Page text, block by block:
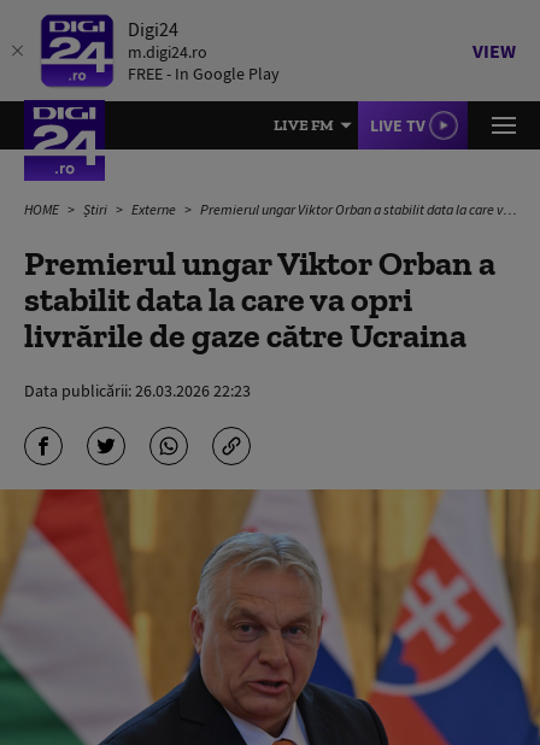
Digi24
m.digi24.ro
FREE - In Google Play
VIEW
LIVE FM LIVE TV
HOME Știri Externe Premierul ungar Viktor Orban a stabilit data la care va opri livrările de gaze către Ucraina
Premierul ungar Viktor Orban a
stabilit data la care va opri
livrările de gaze către Ucraina
Data publicării:26.03.2026 22:23